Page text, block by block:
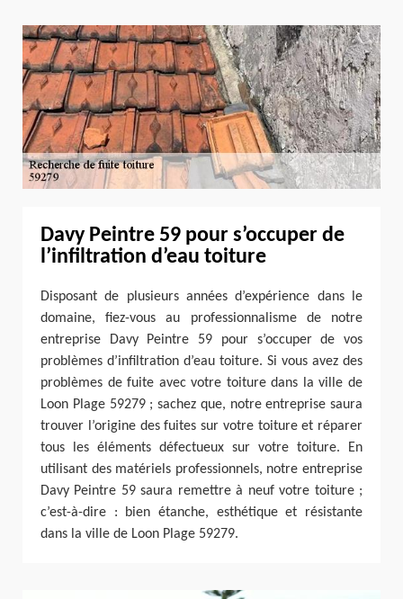
Davy Peintre 59 pour s’occuper de
l’infiltration d’eau toiture
Disposant de plusieurs années d’expérience dans le
domaine, fiez-vous au professionnalisme de notre
entreprise Davy Peintre 59 pour s’occuper de vos
problèmes d’infiltration d’eau toiture. Si vous avez des
problèmes de fuite avec votre toiture dans la ville de
Loon Plage 59279 ; sachez que, notre entreprise saura
trouver l’origine des fuites sur votre toiture et réparer
tous les éléments défectueux sur votre toiture. En
utilisant des matériels professionnels, notre entreprise
Davy Peintre 59 saura remettre à neuf votre toiture ;
c’est-à-dire : bien étanche, esthétique et résistante
dans la ville de Loon Plage 59279.